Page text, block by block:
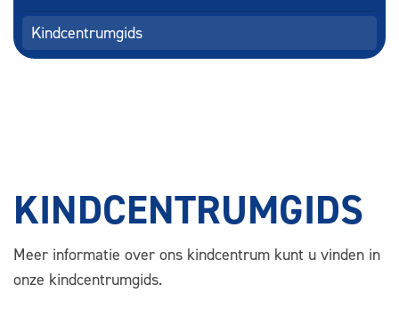
Kindcentrumgids
KINDCENTRUMGIDS
Meer informatie over ons kindcentrum kunt u vinden in
onze kindcentrumgids.